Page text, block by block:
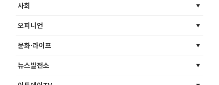
사회
오피니언
문화·라이프
뉴스발전소